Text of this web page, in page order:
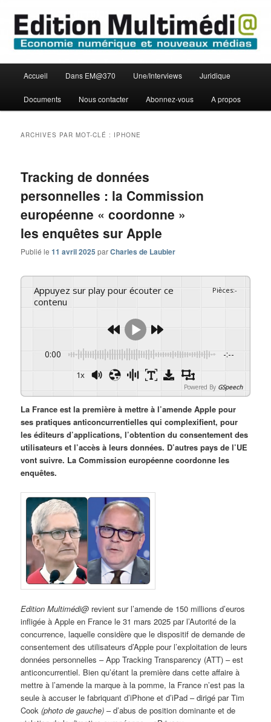
contenu
principal
contenu
secondaire
Edition Multimédi@
principal
Accueil Dans EM@370 Une/Interviews Juridique
Documents Nous contacter Abonnez-vous A propos
ARCHIVES PAR MOT-CLÉ : IPHONE
Tracking de données
personnelles : la Commission
européenne « coordonne »
les enquêtes sur Apple
Publié le11 avril 2025 parCharles de Laubier
Appuyez sur play pour écouter ce
contenu
Pièces:-
0:00 -:--
1x
Powered By GSpeech
La France est la première à mettre à l’amende Apple pour
ses pratiques anticoncurrentielles qui complexifient, pour
les éditeurs d’applications, l’obtention du consentement des
utilisateurs et l’accès à leurs données. D’autres pays de l’UE
vont suivre. La Commission européenne coordonne les
enquêtes.
Edition Multimédi@ revient sur l’amende de 150 millions d’euros
infligée à Apple en France le 31 mars 2025 par l’Autorité de la
concurrence, laquelle considère que le dispositif de demande de
consentement des utilisateurs d’Apple pour l’exploitation de leurs
données personnelles – App Tracking Transparency (ATT) – est
anticoncurrentiel. Bien qu’étant la première dans cette affaire à
mettre à l’amende la marque à la pomme, la France n’est pas la
seule à accuser le fabriquant d’iPhone et d’iPad – dirigé par Tim
Cook(photo de gauche) – d’abus de position dominante et de